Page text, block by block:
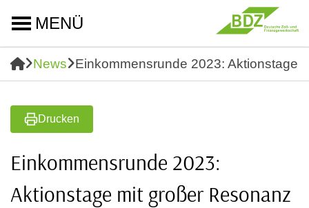
MENÜ
News Einkommensrunde 2023: Aktionstage
Drucken
Einkommensrunde 2023:
Aktionstage mit großer Resonanz